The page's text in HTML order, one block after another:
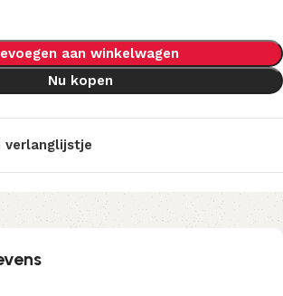
aan winkelwagen
Nu kopen
verlanglijstje